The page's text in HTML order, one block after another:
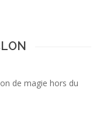
de magie hors du